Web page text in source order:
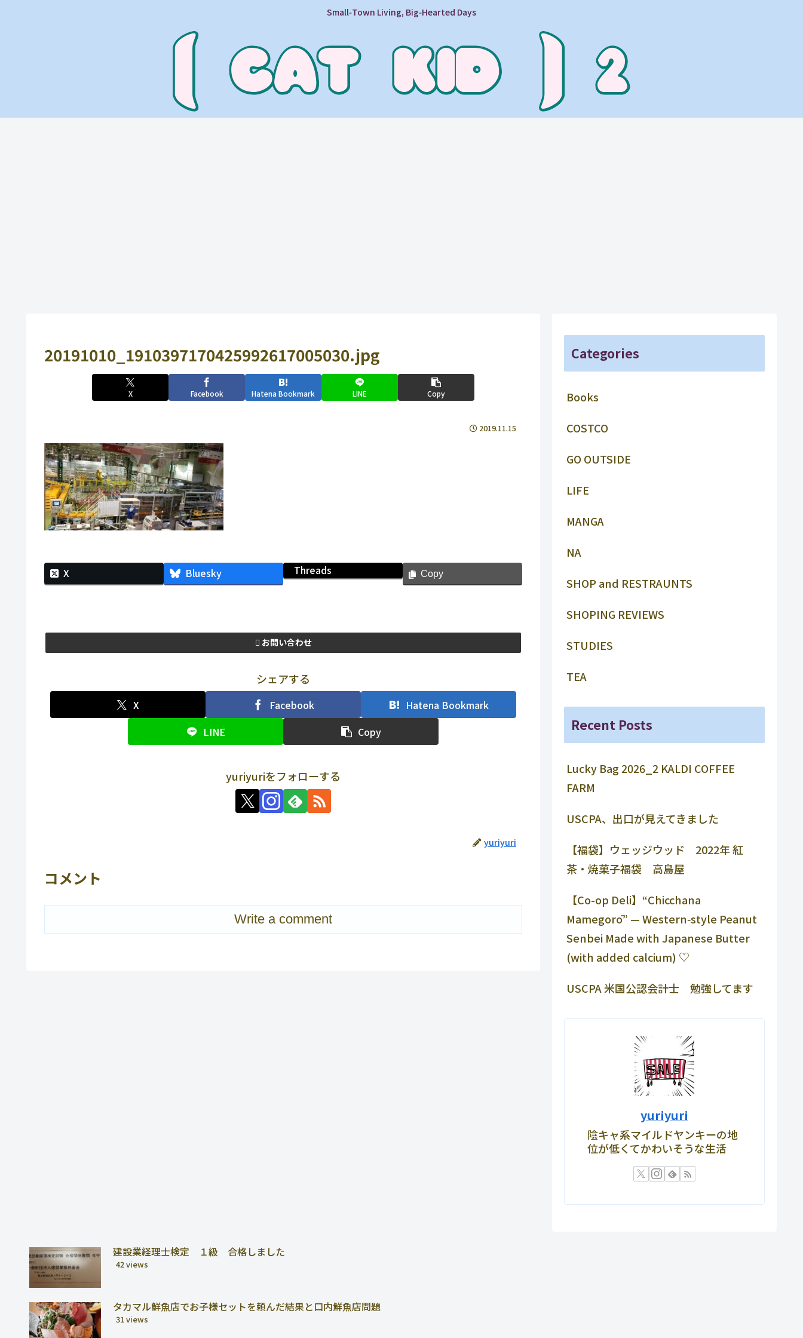
Small‑Town Living, Big‑Hearted Days
20191010_1910397170425992617005030.jpg
X Facebook Hatena Bookmark LINE Copy
2019.11.15
X Bluesky Threads Copy
お問い合わせ
シェアする
X Facebook
Hatena Bookmark
LINE
Copy
yuriyuriをフォローする
yuriyuri
コメント
Write a comment
Categories
Books
COSTCO
GO OUTSIDE
LIFE
MANGA
NA
SHOP and RESTRAUNTS
SHOPING REVIEWS
STUDIES
TEA
Recent Posts
Lucky Bag 2026_2 KALDI COFFEE
FARM
USCPA、出口が見えてきました
【福袋】ウェッジウッド 2022年 紅
茶・焼菓子福袋 高島屋
【Co-op Deli】“Chicchana
Mamegorō” — Western‑style Peanut
Senbei Made with Japanese Butter
(with added calcium) ♡
USCPA 米国公認会計士 勉強してます
yuriyuri
陰キャ系マイルドヤンキーの地
位が低くてかわいそうな生活
建設業経理士検定 １級 合格しました
42 views
タカマル鮮魚店でお子様セットを頼んだ結果と口内鮮魚店問題
31 views